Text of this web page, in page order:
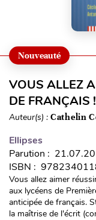
Nouveauté
VOUS ALLEZ
DE FRANÇAIS !
Auteur(s) : Cathelin
Ellipses
Parution :
ISBN :
Vous allez aimer
aux lycéens de
anticipée de français.
la maîtrise de l'écrit